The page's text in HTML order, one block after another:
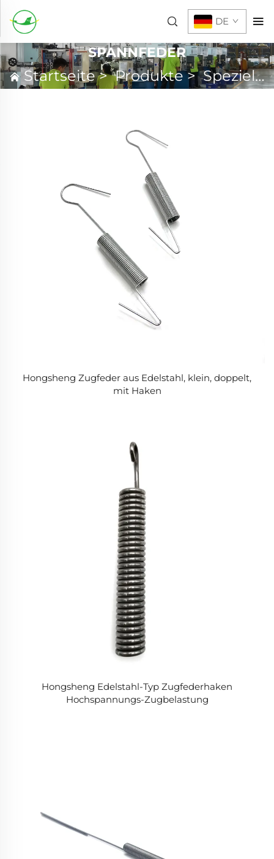
DE
SPANNFEDER
Startseite>Produkte>Spezielle Feder
Hongsheng Zugfeder aus Edelstahl, klein, doppelt,
mit Haken
Hongsheng Edelstahl-Typ Zugfederhaken
Hochspannungs-Zugbelastung